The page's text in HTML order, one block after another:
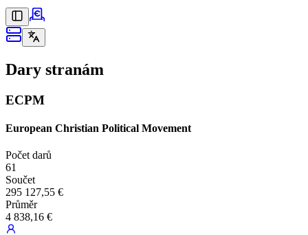
Dary stranám
ECPM
European Christian Political Movement
Počet darů
61
Součet
295 127,55 €
Průměr
4 838,16 €